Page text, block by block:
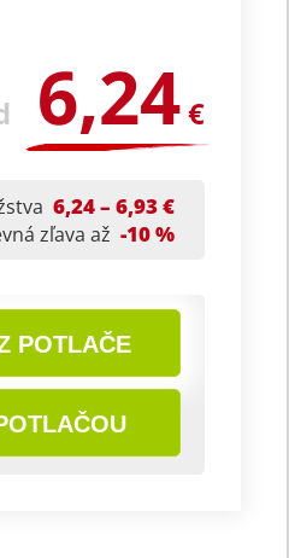
6,24€
6,24 – 6,93 €
zľava až -10 %
POTLAČE